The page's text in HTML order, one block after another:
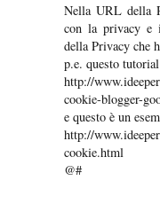
Nella URL della
con la privacy e
della Privacy che
p.e. questo tutorial
http://
cookie-blogger-
e questo è un
http://
cookie.html
@#